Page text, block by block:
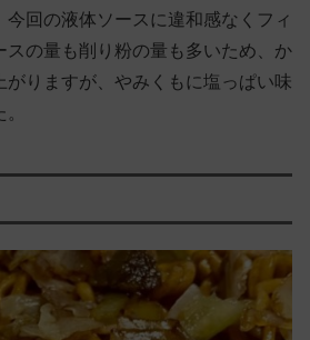
今回の液体ソースに違和感なくフィ
スの量も削り粉の量も多いため、か
がりますが、やみくもに塩っぱい味